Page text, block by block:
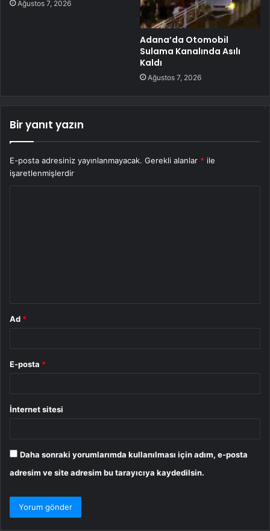
Ağustos 7, 2026
Adana’da Otomobil
Sulama Kanalında Asılı
Kaldı
Ağustos 7, 2026
Bir yanıt yazın
E-posta adresiniz yayınlanmayacak. Gerekli alanlar * ile
işaretlenmişlerdir
Ad *
E-posta *
İnternet sitesi
Daha sonraki yorumlarımda kullanılması için adım, e-posta
adresim ve site adresim bu tarayıcıya kaydedilsin.